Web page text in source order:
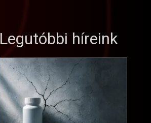
Legutóbbi híreink